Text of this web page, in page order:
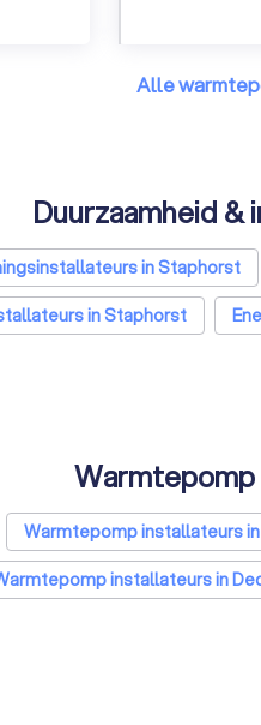
Alle
Duurzaamheid
in Staphorst
in Staphorst
Warmtepomp installateurs
installateurs in
Warmtepomp installateurs in